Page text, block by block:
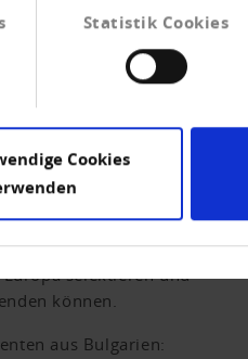
Statistik Cookies
Cookies
Wir bieten
die Sie Kunden
selektieren und
können.
aus Bulgarien: